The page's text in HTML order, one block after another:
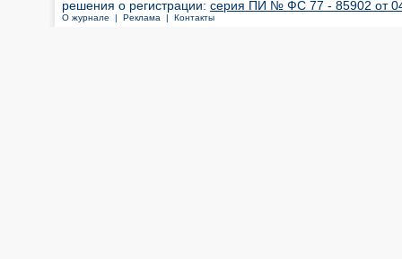
решения о регистрации: серия ПИ № ФС 77 - 85902 от 04
О журнале | Реклама | Контакты